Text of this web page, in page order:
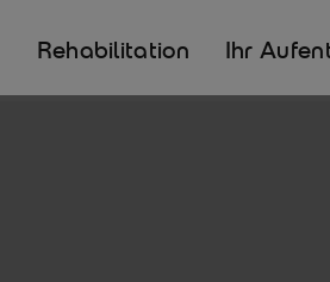
Rehabilitation Ihr